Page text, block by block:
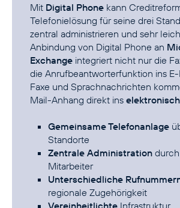
Mit Digital Phone kann
Telefonielösung für seine drei
zentral administrieren und sehr
Anbindung von Digital Phone an
Exchange integriert nicht nur die
die Anrufbeantworterfunktion ins
Faxe und Sprachnachrichten
Mail-Anhang direkt ins
Gemeinsame Telefonanlage
Standorte
Zentrale Administration
Mitarbeiter
Unterschiedliche
regionale Zugehörigkeit
Vereinheitlichte Infrastruktur